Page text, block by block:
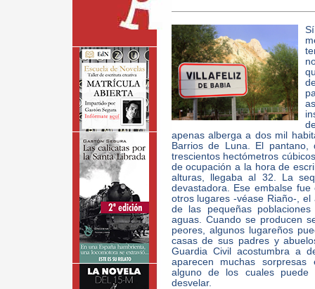
apenas alberga a dos mil
Barrios de Luna. El
trescientos hectómetros
de ocupación a la hora de
alturas, llegaba al 32. La
devastadora. Ese embalse
otros lugares -véase Riaño-,
de las pequeñas
aguas. Cuando se producen
peores, algunos lugareños
casas de sus padres y
Guardia Civil acostumbra a
aparecen muchas
alguno de los cuales
desvelar.